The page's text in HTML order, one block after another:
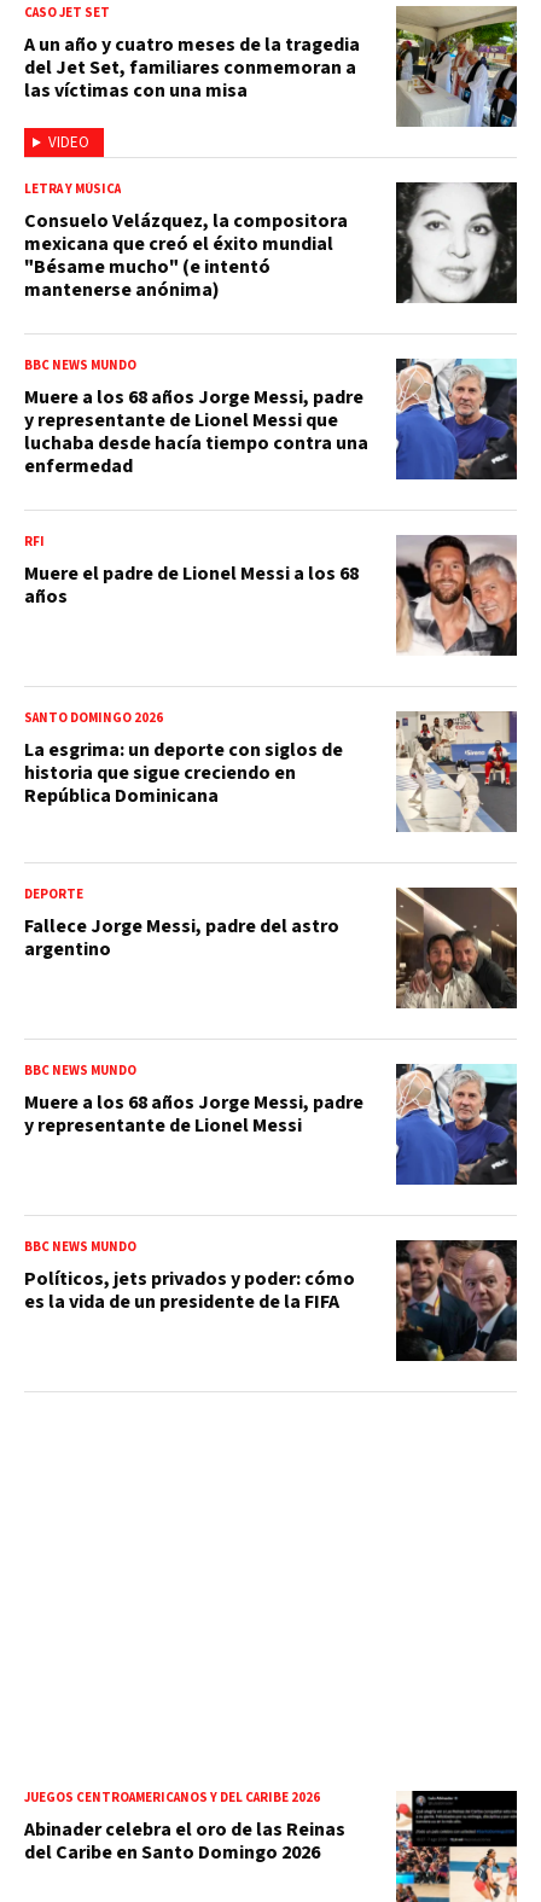
VIDEO
CASO JET SET
A un año y cuatro meses de la tragedia
del Jet Set, familiares conmemoran a
las víctimas con una misa
LETRA Y MÚSICA
Consuelo Velázquez, la compositora
mexicana que creó el éxito mundial
"Bésame mucho" (e intentó
mantenerse anónima)
BBC NEWS MUNDO
Muere a los 68 años Jorge Messi, padre
y representante de Lionel Messi que
luchaba desde hacía tiempo contra una
enfermedad
RFI
Muere el padre de Lionel Messi a los 68
años
SANTO DOMINGO 2026
La esgrima: un deporte con siglos de
historia que sigue creciendo en
República Dominicana
DEPORTE
Fallece Jorge Messi, padre del astro
argentino
BBC NEWS MUNDO
Muere a los 68 años Jorge Messi, padre
y representante de Lionel Messi
BBC NEWS MUNDO
Políticos, jets privados y poder: cómo
es la vida de un presidente de la FIFA
JUEGOS CENTROAMERICANOS Y DEL CARIBE 2026
Abinader celebra el oro de las Reinas
del Caribe en Santo Domingo 2026